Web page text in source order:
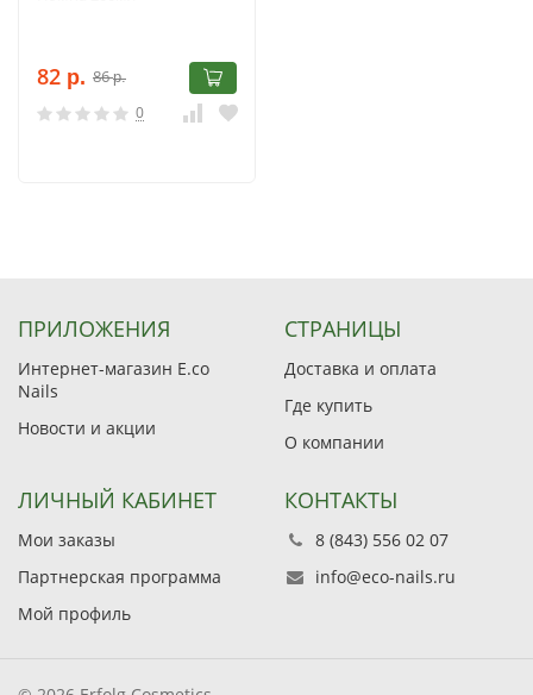
82 р. 86р.
0
ПРИЛОЖЕНИЯ
Интернет-магазин E.co
Nails
Новости и акции
СТРАНИЦЫ
Доставка и оплата
Где купить
О компании
ЛИЧНЫЙ КАБИНЕТ
Мои заказы
Партнерская программа
Мой профиль
КОНТАКТЫ
8 (843) 556 02 07
info@eco-nails.ru